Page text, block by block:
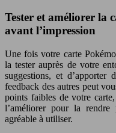
Tester et améliorer la
avant l’impression
Une fois votre carte
la tester auprès de votre
suggestions, et d’apporter
feedback des autres peut
points faibles de votre
l’améliorer pour la
agréable à utiliser.